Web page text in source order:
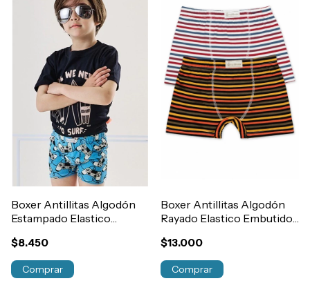
Boxer Antillitas Algodón
Estampado Elastico
$8.450
Comprar
Boxer Antillitas Algodón
Rayado Elastico Embutido
$13.000
Comprar